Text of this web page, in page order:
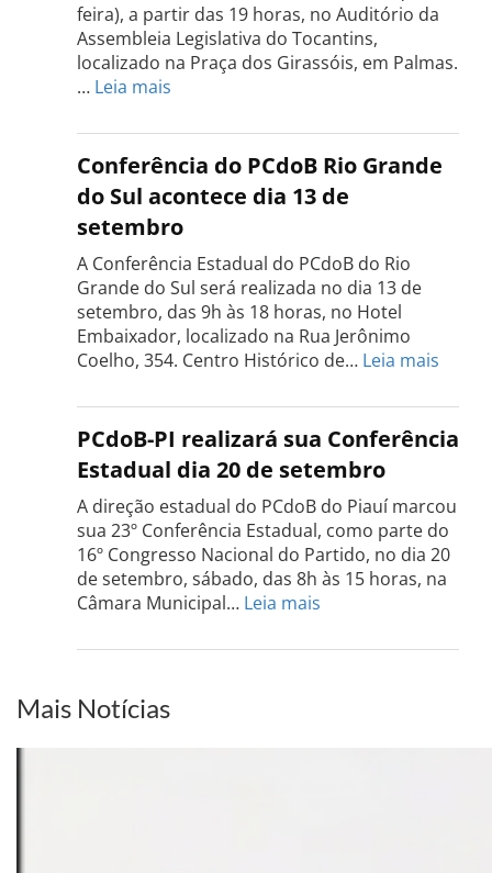
feira), a partir das 19 horas, no Auditório da
Assembleia Legislativa do Tocantins,
localizado na Praça dos Girassóis, em Palmas.
… Leia mais
Estadual
do
PCdoB
Tocantins
será
realizada
dia
18
de
setembro
Conferência do PCdoB Rio Grande
do Sul acontece dia 13 de
setembro
A Conferência Estadual do PCdoB do Rio
Grande do Sul será realizada no dia 13 de
setembro, das 9h às 18 horas, no Hotel
Embaixador, localizado na Rua Jerônimo
Coelho, 354. Centro Histórico de… Leia mais
do
PCdoB
Rio
do
Sul
dia
PCdoB-PI realizará sua Conferência
Estadual dia 20 de setembro
A direção estadual do PCdoB do Piauí marcou
sua 23º Conferência Estadual, como parte do
16º Congresso Nacional do Partido, no dia 20
de setembro, sábado, das 8h às 15 horas, na
Câmara Municipal… Leia mais
PI
Mais Notícias